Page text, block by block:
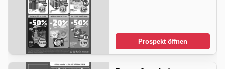
Prospekt öffnen